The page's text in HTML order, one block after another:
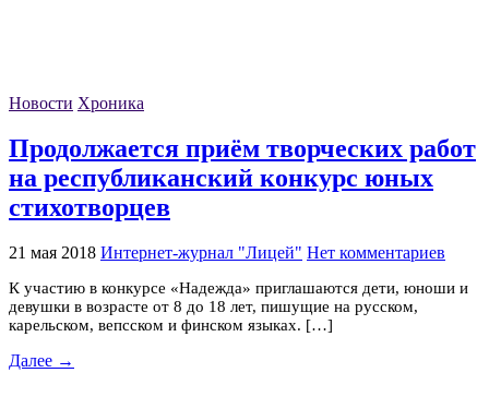
Новости Хроника
Продолжается приём творческих работ
на республиканский конкурс юных
стихотворцев
21 мая 2018 Интернет-журнал "Лицей" Нет комментариев
К участию в конкурсе «Надежда» приглашаются дети, юноши и
девушки в возрасте от 8 до 18 лет, пишущие на русском,
карельском, вепсском и финском языках. […]
Далее →